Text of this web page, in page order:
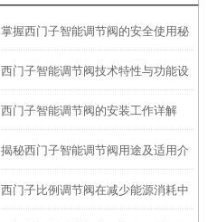
掌握西门子智能调节阀的安全使用秘
籍
西门子智能调节阀技术特性与功能设
计解读
西门子智能调节阀的安装工作详解
揭秘西门子智能调节阀用途及适用介
质
西门子比例调节阀在减少能源消耗中